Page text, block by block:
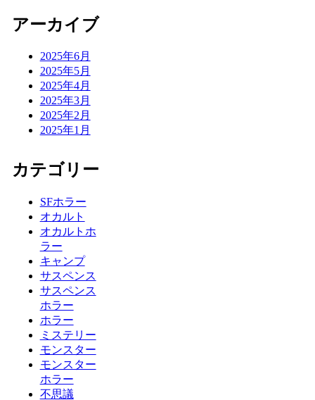
アーカイブ
2025年6月
2025年5月
2025年4月
2025年3月
2025年2月
2025年1月
カテゴリー
SFホラー
オカルト
オカルトホ
ラー
キャンプ
サスペンス
サスペンス
ホラー
ホラー
ミステリー
モンスター
モンスター
ホラー
不思議